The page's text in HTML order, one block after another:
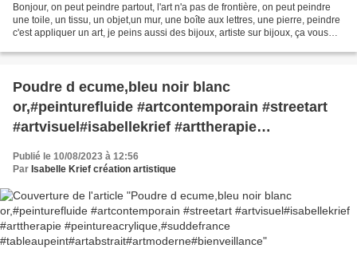
Bonjour, on peut peindre partout, l'art n'a pas de frontière, on peut peindre
une toile, un tissu, un objet,un mur, une boîte aux lettres, une pierre, peindre
c'est appliquer un art, je peins aussi des bijoux, artiste sur bijoux, ça vous
Poudre d ecume,bleu noir blanc
or,#peinturefluide #artcontemporain #streetart
#artvisuel#isabellekrief #arttherapie
#tableaupeint#artabstrait#artmoderne#bienveilla
Publié le 10/08/2023 à 12:56
Par Isabelle Krief création artistique